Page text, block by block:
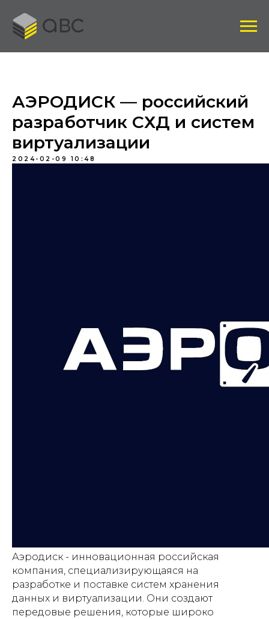
АЭРОДИСК — российский
разработчик СХД и систем
виртуализации
2024-02-09 10:48
Аэродиск - инновационная российская
компания, специализирующаяся на
разработке и поставке систем хранения
данных и виртуализации. Они создают
передовые решения, которые широко